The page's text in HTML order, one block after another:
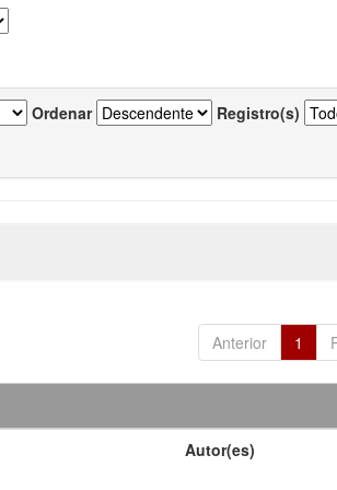
Ordenar Registro(s)
Anterior 1
Autor(es)